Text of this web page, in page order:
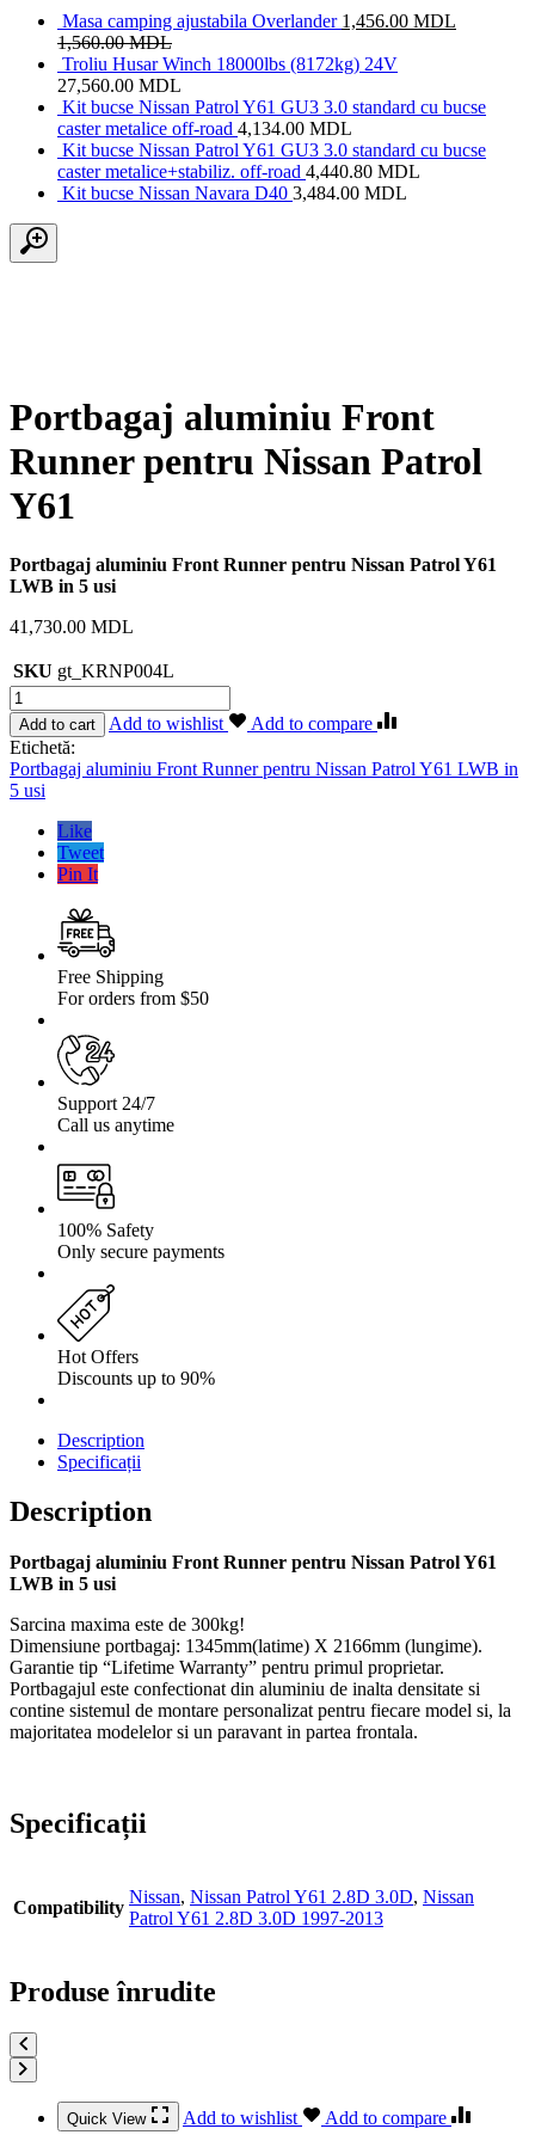
Masa camping ajustabila Overlander 1,456.00 MDL
1,560.00MDL
Troliu Husar Winch 18000lbs (8172kg) 24V
27,560.00 MDL
Kit bucse Nissan Patrol Y61 GU3 3.0 standard cu bucse
caster metalice off-road 4,134.00 MDL
Kit bucse Nissan Patrol Y61 GU3 3.0 standard cu bucse
caster metalice+stabiliz. off-road 4,440.80 MDL
Kit bucse Nissan Navara D40 3,484.00 MDL
Portbagaj aluminiu Front
Runner pentru Nissan Patrol
Y61
Portbagaj aluminiu Front Runner pentru Nissan Patrol Y61
LWB in 5 usi
41,730.00 MDL
SKU gt_KRNP004L
Cantitate
Portbagaj
aluminiu
Front
Runner
pentru
Nissan
Add to cart Add to wishlist
Add to compare
Etichetă:
Portbagaj aluminiu Front Runner pentru Nissan Patrol Y61 LWB in
5 usi
Like
Tweet
Pin It
Free Shipping
For orders from $50
Support 24/7
Call us anytime
100% Safety
Only secure payments
Hot Offers
Discounts up to 90%
Description
Specificații
Description
Portbagaj aluminiu Front Runner pentru Nissan Patrol Y61
LWB in 5 usi
Sarcina maxima este de 300kg!
Dimensiune portbagaj: 1345mm(latime) X 2166mm (lungime).
Garantie tip “Lifetime Warranty” pentru primul proprietar.
Portbagajul este confectionat din aluminiu de inalta densitate si
contine sistemul de montare personalizat pentru fiecare model si, la
majoritatea modelelor si un paravant in partea frontala.
Specificații
Compatibility
Nissan, Nissan Patrol Y61 2.8D 3.0D, Nissan
Patrol Y61 2.8D 3.0D 1997-2013
Produse înrudite
Quick View Add to wishlist Add to compare